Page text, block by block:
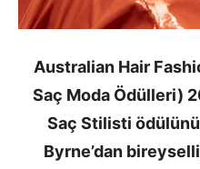
Australian Hair
Saç Moda Ödülleri)
Saç Stilisti
Byrne’dan